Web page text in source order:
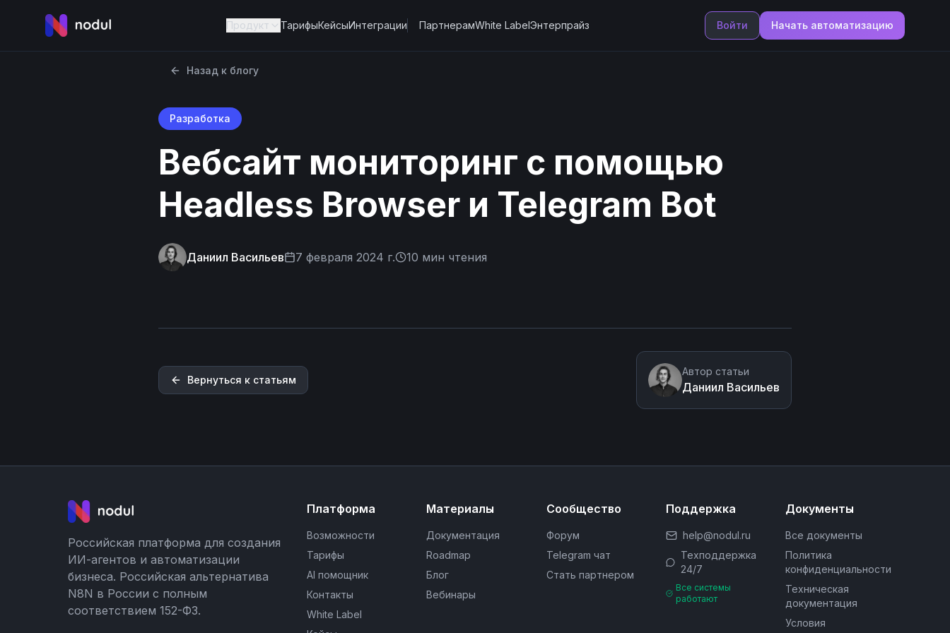
Продукт ТарифыКейсыИнтеграции ПартнерамWhite LabelЭнтерпрайз Войти Начать автоматизацию
Назад к блогу
Разработка
Вебсайт мониторинг c помощью
Headless Browser и Telegram Bot
Даниил Васильев 7 февраля 2024 г. 10 мин чтения
Вернуться к статьям
Автор статьи
Даниил Васильев
Российская платформа для создания
ИИ-агентов и автоматизации
бизнеса. Российская альтернатива
N8N в России с полным
соответствием 152-ФЗ.
Платформа
Возможности
Тарифы
AI помощник
Контакты
White Label
Материалы
Документация
Roadmap
Блог
Вебинары
Сообщество
Форум
Telegram чат
Стать партнером
Поддержка
help@nodul.ru
Техподдержка
24/7
Все системы
работают
Документы
Все документы
Политика
конфиденциальности
Техническая
документация
Условия